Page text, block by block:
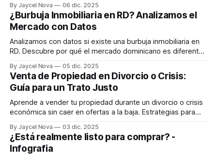
By Jaycel Nova 06 dic. 2025
¿Burbuja Inmobiliaria en RD? Analizamos el
Mercado con Datos
Analizamos con datos si existe una burbuja inmobiliaria en
RD. Descubre por qué el mercado dominicano es diferente
By Jaycel Nova 05 dic. 2025
Venta de Propiedad en Divorcio o Crisis:
Guía para un Trato Justo
Aprende a vender tu propiedad durante un divorcio o crisis
económica sin caer en ofertas a la baja. Estrategias para
By Jaycel Nova 03 dic. 2025
¿Está realmente listo para comprar? -
Infografia